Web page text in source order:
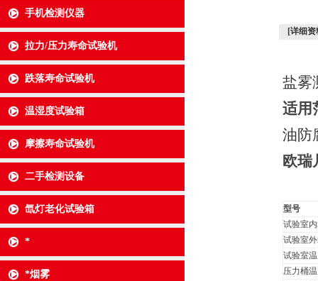
手机检测仪器
拉力/压力寿命试验机
跌落寿命试验机
温湿度试验箱
摩擦寿命试验机
二手检测设备
氙灯老化试验箱
*
*烟雾
[详细资
盐雾
适用
油防
欧瑞
型号
试验室
试验室
试验室
压力桶